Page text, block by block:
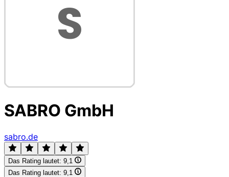
SABRO GmbH
sabro.de
Das Rating lautet: 9,1
Das Rating lautet: 9,1